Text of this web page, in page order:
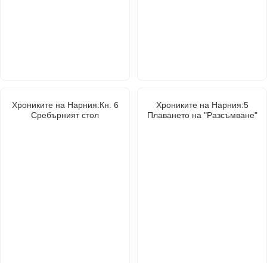
Хрониките на Нарния:Кн. 6
Сребърният стол
Хрониките на Нарния:5
Плаването на "Разсъмване"